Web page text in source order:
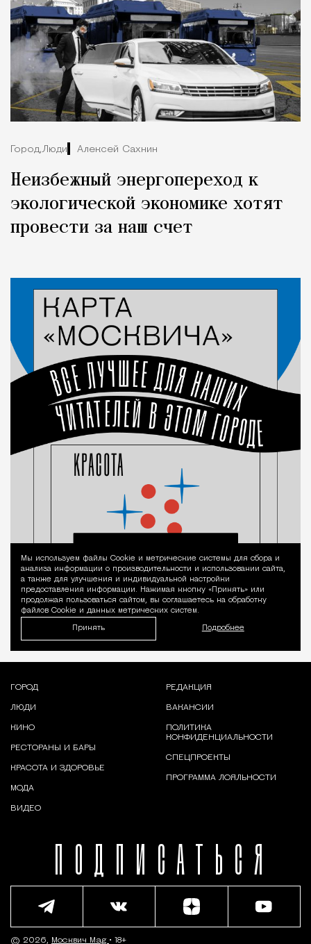
Город,Люди Алексей Сахнин
Неизбежный энергопереход к
экологической экономике хотят
провести за наш счет
Уведомление
Мы используем файлы Сookie и метрические системы для сбора и
анализа информации о производительности и использовании сайта,
а также для улучшения и индивидуальной настройки
предоставления информации. Нажимая кнопку «Принять» или
продолжая пользоваться сайтом, вы соглашаетесь на обработку
файлов Cookie и данных метрических систем.
Принять Подробнее
ПОДПИСАТЬСЯ
ГОРОД
ЛЮДИ
КИНО
РЕСТОРАНЫ И БАРЫ
КРАСОТА И ЗДОРОВЬЕ
МОДА
ВИДЕО
РЕДАКЦИЯ
ВАКАНСИИ
ПОЛИТИКА
КОНФИДЕНЦИАЛЬНОСТИ
СПЕЦПРОЕКТЫ
ПРОГРАММА ЛОЯЛЬНОСТИ
© 2026, Москвич Mag • 18+